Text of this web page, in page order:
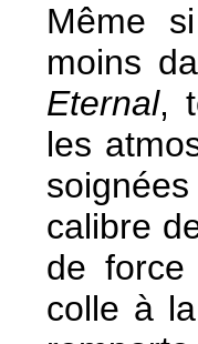
Même
moins
Eternal,
les
calibre
de force
colle à